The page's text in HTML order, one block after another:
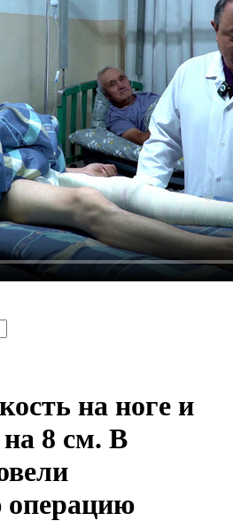
на ноге и
8 см. В